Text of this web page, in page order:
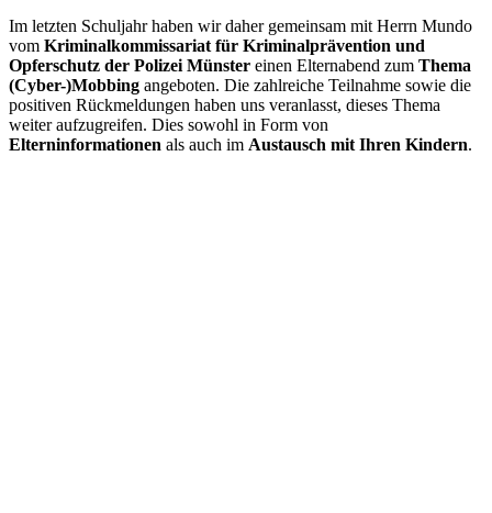
Im letzten Schuljahr haben wir daher gemeinsam mit Herrn Mundo
vom Kriminalkommissariat für Kriminalprävention und
Opferschutz der Polizei Münster einen Elternabend zum Thema
(Cyber-)Mobbing angeboten. Die zahlreiche Teilnahme sowie die
positiven Rückmeldungen haben uns veranlasst, dieses Thema
weiter aufzugreifen. Dies sowohl in Form von
Elterninformationen als auch im Austausch mit Ihren Kindern.